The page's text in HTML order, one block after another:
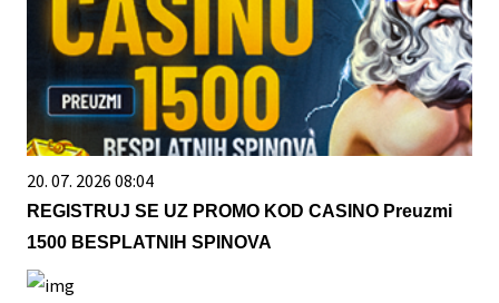
20. 07. 2026 08:04
REGISTRUJ SE UZ PROMO KOD CASINO Preuzmi
1500 BESPLATNIH SPINOVA